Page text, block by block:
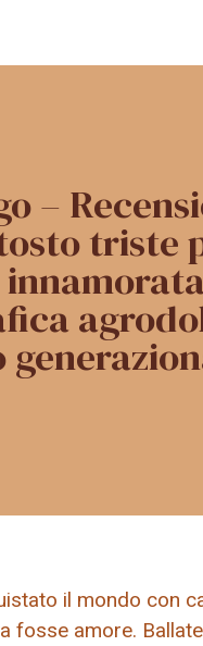
–
triste
il mondo con
fosse amore.